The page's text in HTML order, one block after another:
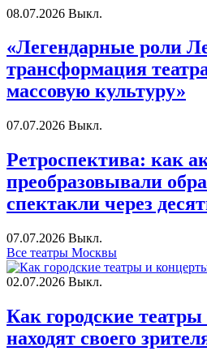
08.07.2026 Выкл.
«Легендарные роли
трансформация
массовую культуру»
07.07.2026 Выкл.
Ретроспектива: как
преобразовывали
спектакли через
07.07.2026 Выкл.
Все театры Москвы
02.07.2026 Выкл.
Как городские
находят своего